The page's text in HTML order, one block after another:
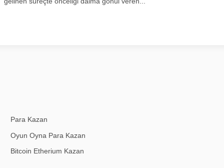
Para Kazan
Oyun Oyna Para Kazan
Bitcoin Etherium Kazan